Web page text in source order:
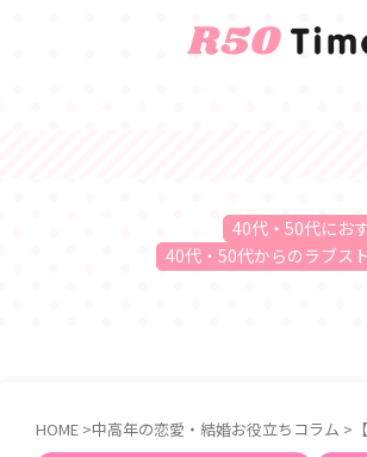
40代・50代にお
40代・50代からのラブス
HOME >中高年の恋愛・結婚お役立ちコラム >